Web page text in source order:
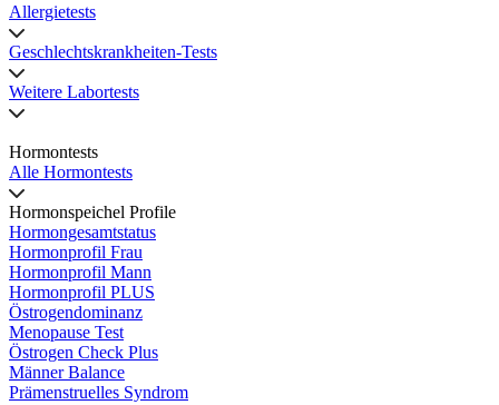
Allergietests
Geschlechtskrankheiten-Tests
Weitere Labortests
Hormontests
Alle Hormontests
Hormonspeichel Profile
Hormongesamtstatus
Hormonprofil Frau
Hormonprofil Mann
Hormonprofil PLUS
Östrogendominanz
Menopause Test
Östrogen Check Plus
Männer Balance
Prämenstruelles Syndrom